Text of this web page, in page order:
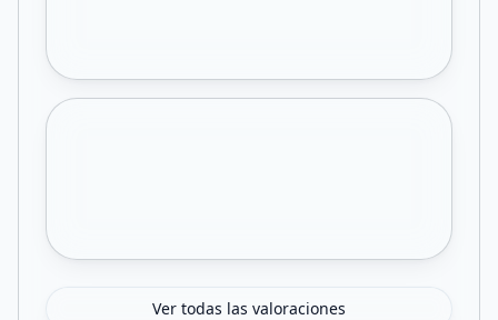
Ver todas las valoraciones